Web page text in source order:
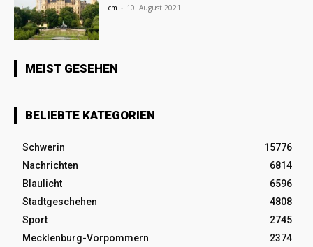
cm - 10. August 2021
MEIST GESEHEN
BELIEBTE KATEGORIEN
Schwerin
15776
Nachrichten
6814
Blaulicht
6596
Stadtgeschehen
4808
Sport
2745
Mecklenburg-Vorpommern
2374